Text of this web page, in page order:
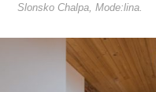
Slonsko Chalpa, Mode:lina.